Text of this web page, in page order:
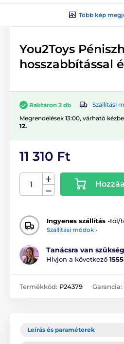
Több kép
You2Toys
hosszabbítással
Raktáron 2 db
Szállítási
Megrendelések 13:00, várható
12.
11 310 Ft
Ingyenes szállítás -tól/
Szállítási módok ›
Tanácsra van
Hívjon a következő
Termékkód: P24379 Garancia:
Leírás és paraméterek